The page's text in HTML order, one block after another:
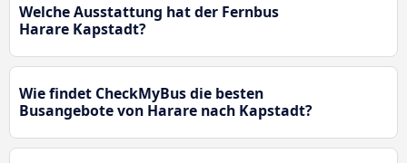
Welche Ausstattung hat der Fernbus
Harare Kapstadt?
Wie findet CheckMyBus die besten
Busangebote von Harare nach Kapstadt?